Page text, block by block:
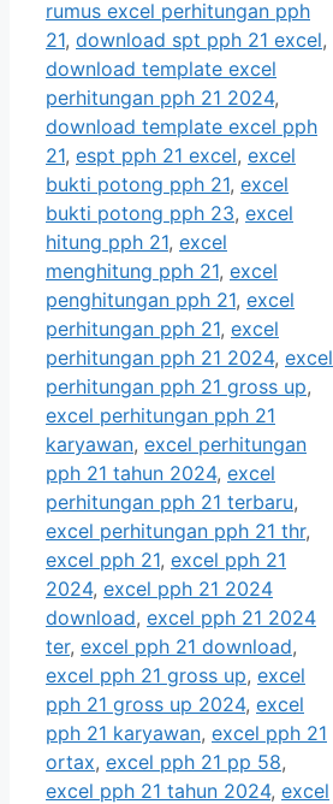
rumus excel perhitungan pph
21, download spt pph 21 excel,
download template excel
perhitungan pph 21 2024,
download template excel pph
21, espt pph 21 excel, excel
bukti potong pph 21, excel
bukti potong pph 23, excel
hitung pph 21, excel
menghitung pph 21, excel
penghitungan pph 21, excel
perhitungan pph 21, excel
perhitungan pph 21 2024, excel
perhitungan pph 21 gross up,
excel perhitungan pph 21
karyawan, excel perhitungan
pph 21 tahun 2024, excel
perhitungan pph 21 terbaru,
excel perhitungan pph 21 thr,
excel pph 21, excel pph 21
2024, excel pph 21 2024
download, excel pph 21 2024
ter, excel pph 21 download,
excel pph 21 gross up, excel
pph 21 gross up 2024, excel
pph 21 karyawan, excel pph 21
ortax, excel pph 21 pp 58,
excel pph 21 tahun 2024, excel